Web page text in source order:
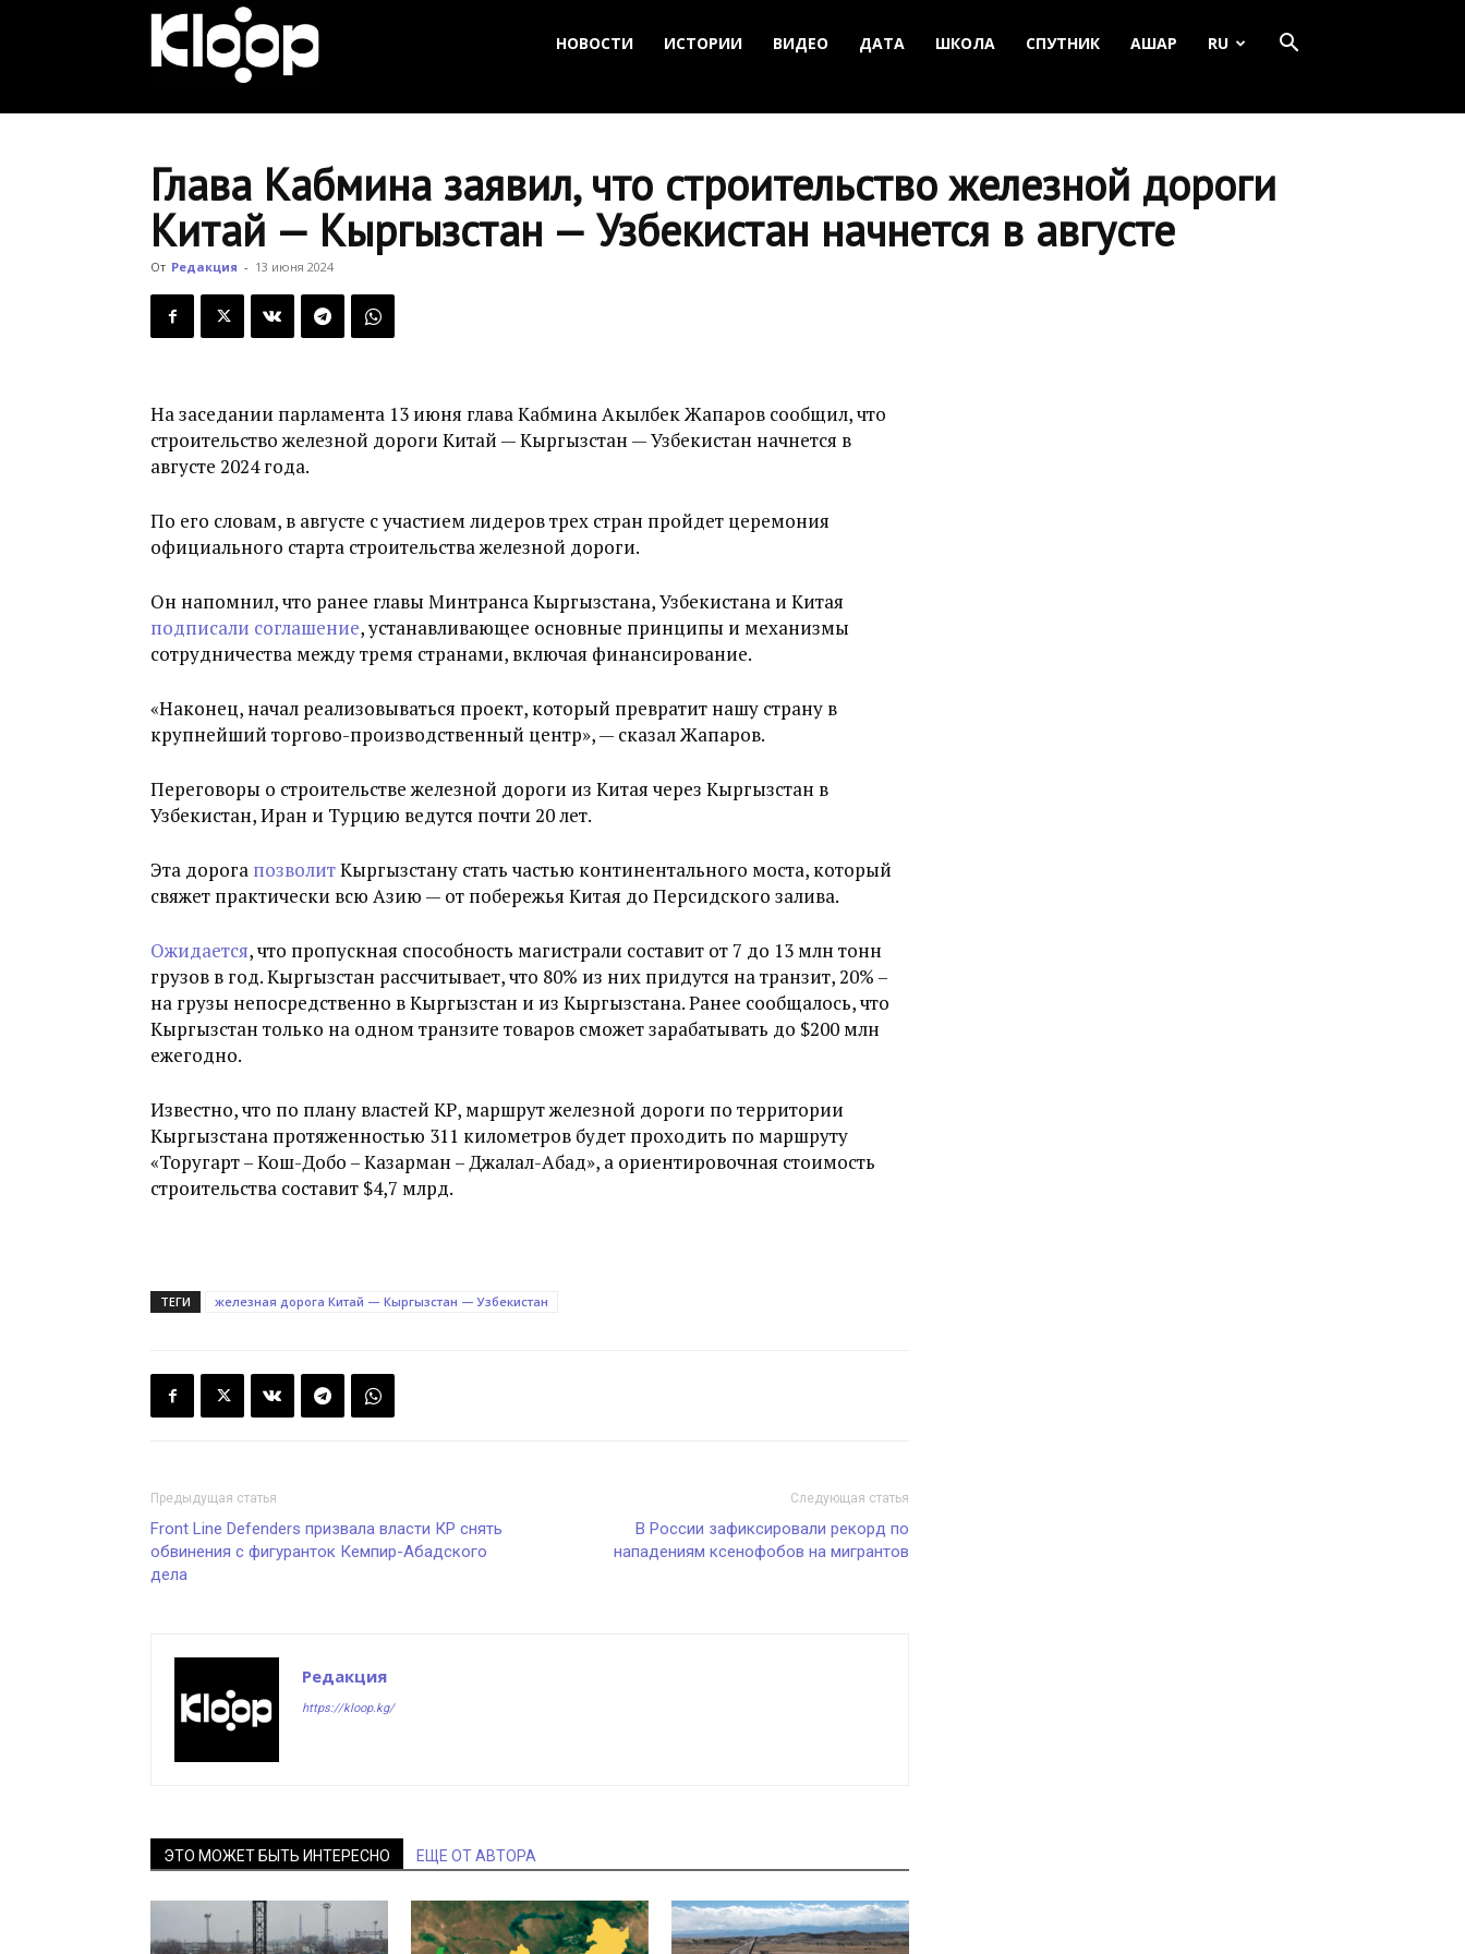
Новости
Кыргызстана
НОВОСТИ ИСТОРИИ ВИДЕО ДАТА ШКОЛА СПУТНИК АШАР RU
Глава Кабмина заявил, что строительство железной дороги
Китай — Кыргызстан — Узбекистан начнется в августе
От Редакция - 13 июня 2024
На заседании парламента 13 июня глава Кабмина Акылбек Жапаров сообщил, что
строительство железной дороги Китай — Кыргызстан — Узбекистан начнется в
августе 2024 года.
По его словам, в августе с участием лидеров трех стран пройдет церемония
официального старта строительства железной дороги.
Он напомнил, что ранее главы Минтранса Кыргызстана, Узбекистана и Китая
подписали соглашение, устанавливающее основные принципы и механизмы
сотрудничества между тремя странами, включая финансирование.
«Наконец, начал реализовываться проект, который превратит нашу страну в
крупнейший торгово-производственный центр», — сказал Жапаров.
Переговоры о строительстве железной дороги из Китая через Кыргызстан в
Узбекистан, Иран и Турцию ведутся почти 20 лет.
Эта дорога позволитКыргызстану стать частью континентального моста, который
свяжет практически всю Азию — от побережья Китая до Персидского залива.
Ожидается, что пропускная способность магистрали составит от 7 до 13 млн тонн
грузов в год. Кыргызстан рассчитывает, что 80% из них придутся на транзит, 20% –
на грузы непосредственно в Кыргызстан и из Кыргызстана. Ранее сообщалось, что
Кыргызстан только на одном транзите товаров сможет зарабатывать до $200 млн
ежегодно.
Известно, что по плану властей КР, маршрут железной дороги по территории
Кыргызстана протяженностью 311 километров будет проходить по маршруту
«Торугарт – Кош-Добо – Казарман – Джалал-Абад», а ориентировочная стоимость
строительства составит $4,7 млрд.
ТЕГИ железная дорога Китай — Кыргызстан — Узбекистан
Предыдущая статья
Front Line Defenders призвала власти КР снять
обвинения с фигуранток Кемпир-Абадского
дела
Следующая статья
В России зафиксировали рекорд по
нападениям ксенофобов на мигрантов
Редакция
https://kloop.kg/
ЭТО МОЖЕТ БЫТЬ ИНТЕРЕСНО ЕЩЕ ОТ АВТОРА